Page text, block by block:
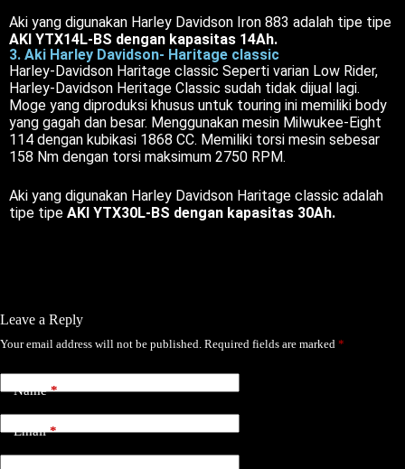
Aki yang digunakan Harley Davidson Iron 883 adalah tipe tipe
AKI YTX14L-BS dengan kapasitas 14Ah.
3. Aki Harley Davidson- Haritage classic
Harley-Davidson Haritage classic Seperti varian Low Rider,
Harley-Davidson Heritage Classic sudah tidak dijual lagi.
Moge yang diproduksi khusus untuk touring ini memiliki body
yang gagah dan besar. Menggunakan mesin Milwukee-Eight
114 dengan kubikasi 1868 CC. Memiliki torsi mesin sebesar
158 Nm dengan torsi maksimum 2750 RPM.
Aki yang digunakan Harley Davidson Haritage classic adalah
tipe tipe AKI YTX30L-BS dengan kapasitas 30Ah.
Leave a Reply
Your email address will not be published. Required fields are marked *
Name*
Email*